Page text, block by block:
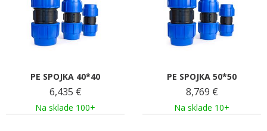
PE SPOJKA 40*40
6,435 €
Na sklade 100+
PE SPOJKA 50*50
8,769 €
Na sklade 10+